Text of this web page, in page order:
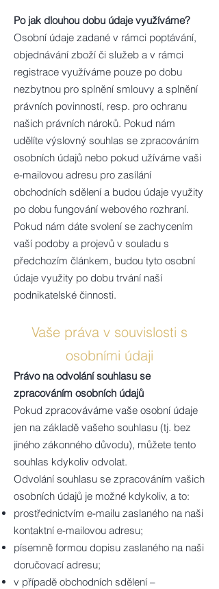
Po jak dlouhou dobu údaje využíváme?
Osobní údaje zadané v rámci poptávání,
objednávání zboží či služeb a v rámci
registrace využíváme pouze po dobu
nezbytnou pro splnění smlouvy a splnění
právních povinností, resp. pro ochranu
našich právních nároků. Pokud nám
udělíte výslovný souhlas se zpracováním
osobních údajů nebo pokud užíváme vaši
e-mailovou adresu pro zasílání
obchodních sdělení a budou údaje využity
po dobu fungování webového rozhraní.
Pokud nám dáte svolení se zachycením
vaší podoby a projevů v souladu s
předchozím článkem, budou tyto osobní
údaje využity po dobu trvání naší
podnikatelské činnosti.
Vaše práva v souvislosti s
osobními údaji
Právo na odvolání souhlasu se
zpracováním osobních údajů
Pokud zpracováváme vaše osobní údaje
jen na základě vašeho souhlasu (tj. bez
jiného zákonného důvodu), můžete tento
souhlas kdykoliv odvolat.
Odvolání souhlasu se zpracováním vašich
osobních údajů je možné kdykoliv, a to:
prostřednictvím e-mailu zaslaného na naši
kontaktní e-mailovou adresu;
písemně formou dopisu zaslaného na naši
doručovací adresu;
v případě obchodních sdělení –